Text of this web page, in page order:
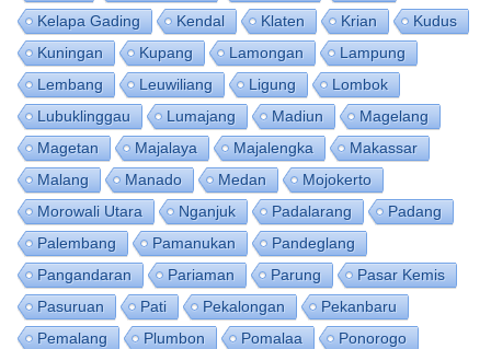
Kelapa Gading
Kendal Klaten Krian
Kudus
Kuningan
Kupang Lamongan
Lampung
Lembang
Leuwiliang Ligung
Lombok
Lubuklinggau
Lumajang Madiun
Magelang
Magetan
Majalaya Majalengka
Makassar
Malang
Manado Medan
Mojokerto
Morowali Utara
Nganjuk Padalarang
Padang
Palembang
Pamanukan
Pandeglang
Pangandaran
Pariaman Parung
Pasar Kemis
Pasuruan
Pati Pekalongan
Pekanbaru
Pemalang
Plumbon Pomalaa
Ponorogo